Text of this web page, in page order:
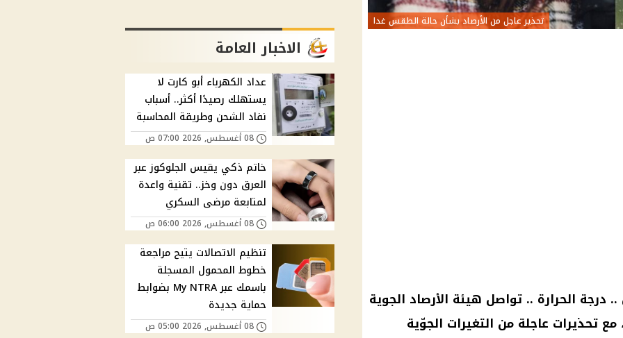
تحذير عاجل من الأرصاد بشأن حالة الطقس غدا
الحرارة .. تواصل هيئة الأرصاد الجوية
تحذيرات عاجلة من التغيرات الجوّية
الاخبار العامة
عداد الكهرباء أبو كارت لا
يستهلك رصيدًا أكثر.. أسباب
نفاد الشحن وطريقة المحاسبة
08 أغسطس, 2026 07:00 ص
خاتم ذكي يقيس الجلوكوز عبر
العرق دون وخز.. تقنية واعدة
لمتابعة مرضى السكري
08 أغسطس, 2026 06:00 ص
تنظيم الاتصالات يتيح مراجعة
خطوط المحمول المسجلة
باسمك عبر My NTRA بضوابط
حماية جديدة
08 أغسطس, 2026 05:00 ص